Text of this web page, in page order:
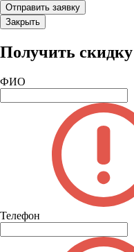
Закрыть
Получить скидку
ФИО
Телефон